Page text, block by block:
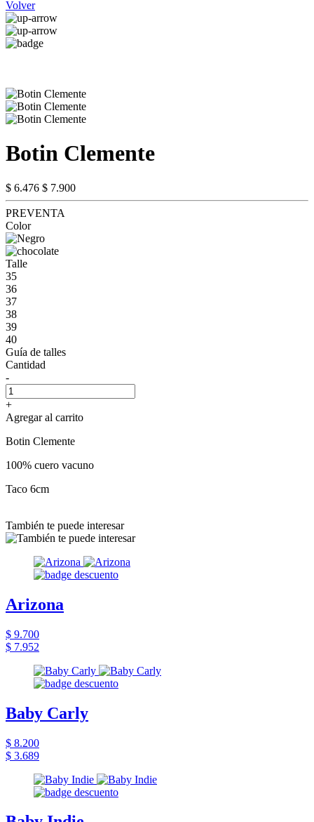
Volver
Botin Clemente
$ 6.476 $ 7.900
PREVENTA
Color
Talle
35
36
37
38
39
40
Guía de talles
Cantidad
-
+
Agregar al carrito
Botin Clemente
100% cuero vacuno
Taco 6cm
También te puede interesar
Arizona
$ 9.700
$ 7.952
Baby Carly
$ 8.200
$ 3.689